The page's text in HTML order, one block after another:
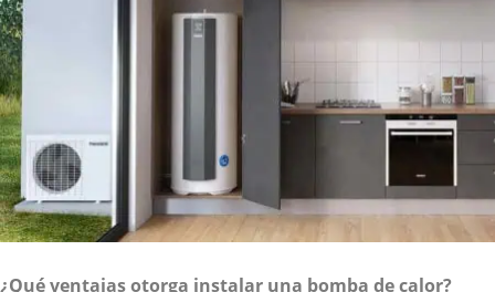
¿Qué ventajas otorga instalar una bomba de calor?